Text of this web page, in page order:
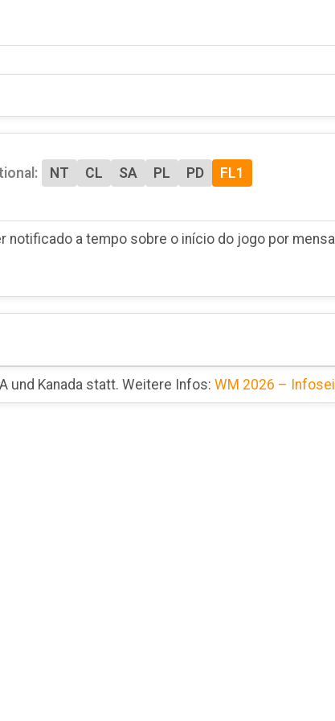
NT CL SA PL PD FL1
notificado a tempo sobre o início do jogo por
und Kanada statt. Weitere Infos: WM 2026 –